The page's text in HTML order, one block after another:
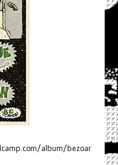
album/bezoar